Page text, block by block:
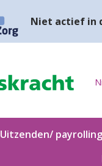
Niet actief in
Uitzenden/ payrolling